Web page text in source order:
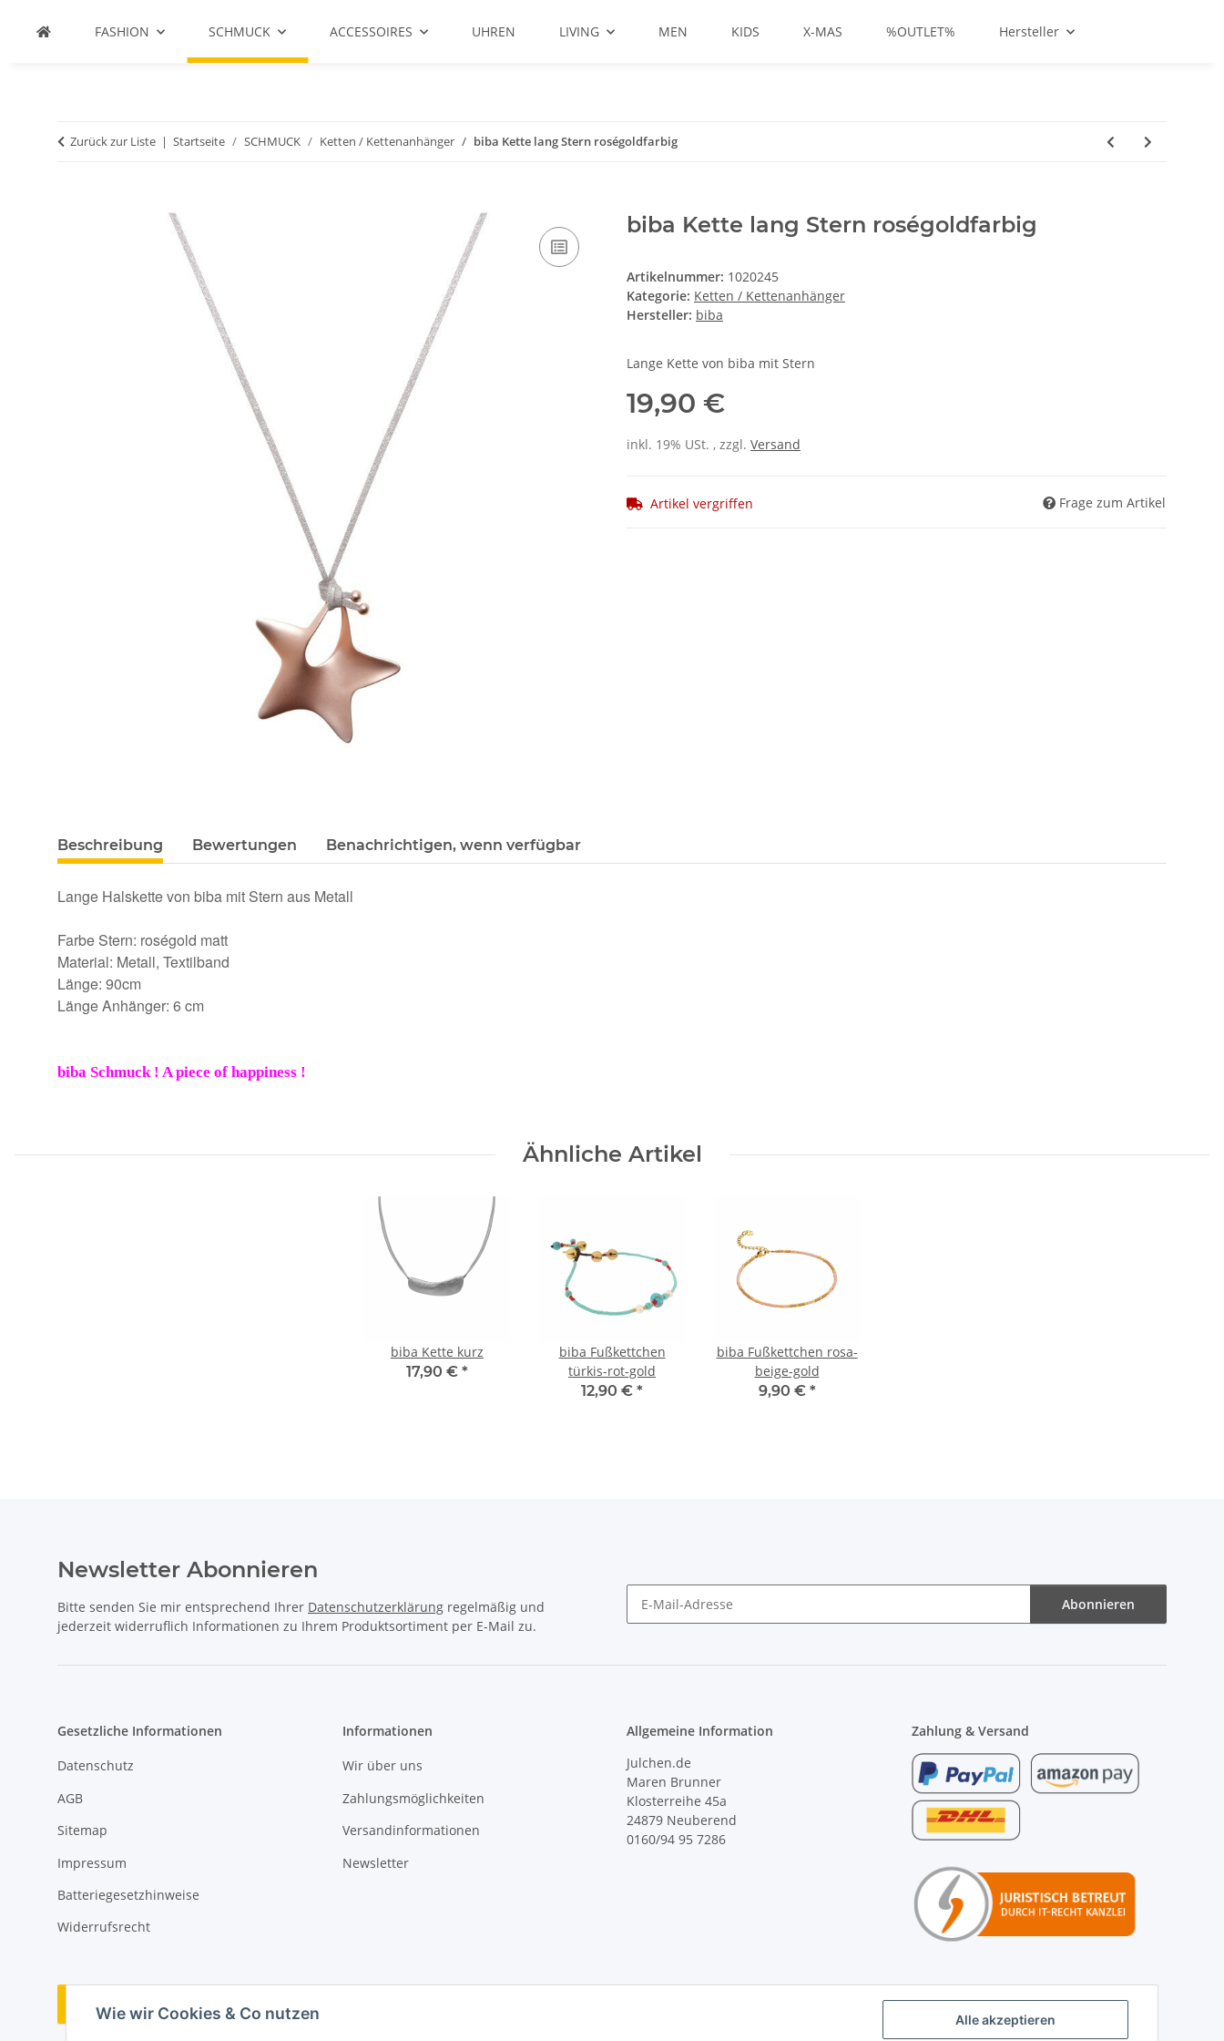
Alle akzeptieren
Wie wir Cookies & Co nutzen
FASHION SCHMUCK ACCESSOIRES UHREN LIVING MEN KIDS X-MAS %OUTLET% Hersteller
Zurück zur Liste Startseite SCHMUCK Ketten / Kettenanhänger biba Kette lang Stern roségoldfarbig
biba Kette lang Stern roségoldfarbig
Artikelnummer: 1020245
Kategorie: Ketten / Kettenanhänger
Hersteller: biba
Lange Kette von biba mit Stern
19,90 €
inkl. 19% USt. , zzgl. Versand
Artikel vergriffen Frage zum Artikel
Beschreibung Bewertungen Benachrichtigen, wenn verfügbar
Lange Halskette von biba mit Stern aus Metall
Farbe Stern: roségold matt
Material: Metall, Textilband
Länge: 90cm
Länge Anhänger: 6 cm
biba Schmuck ! A piece of happiness !
Ähnliche Artikel
biba Kette kurz
17,90 € *
biba Fußkettchen
türkis-rot-gold
12,90 € *
biba Fußkettchen rosa-
beige-gold
9,90 € *
Newsletter Abonnieren
Bitte senden Sie mir entsprechend Ihrer Datenschutzerklärung regelmäßig und
jederzeit widerruflich Informationen zu Ihrem Produktsortiment per E-Mail zu.
Abonnieren
Gesetzliche Informationen
Datenschutz
AGB
Sitemap
Impressum
Batteriegesetzhinweise
Widerrufsrecht
Informationen
Wir über uns
Zahlungsmöglichkeiten
Versandinformationen
Newsletter
Allgemeine Information
Julchen.de
Maren Brunner
Klosterreihe 45a
24879 Neuberend
0160/94 95 7286
Zahlung & Versand
Vertrag widerrufen